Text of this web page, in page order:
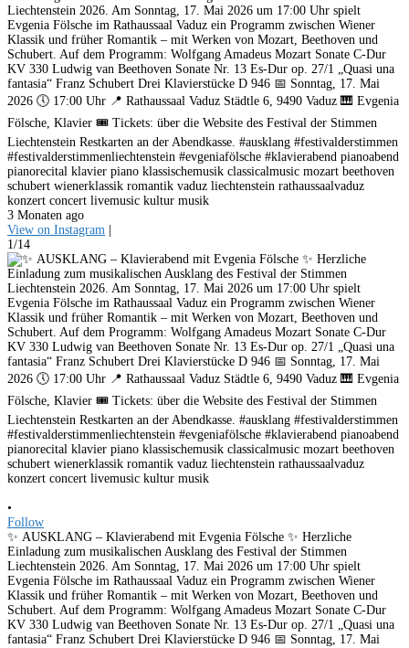
Liechtenstein 2026. Am Sonntag, 17. Mai 2026 um 17:00 Uhr spielt
Evgenia Fölsche im Rathaussaal Vaduz ein Programm zwischen Wiener
Klassik und früher Romantik – mit Werken von Mozart, Beethoven und
Schubert. Auf dem Programm: Wolfgang Amadeus Mozart Sonate C-Dur
KV 330 Ludwig van Beethoven Sonate Nr. 13 Es-Dur op. 27/1 „Quasi una
fantasia“ Franz Schubert Drei Klavierstücke D 946 📅 Sonntag, 17. Mai
2026 🕔 17:00 Uhr 📍 Rathaussaal Vaduz Städtle 6, 9490 Vaduz 🎹 Evgenia
Fölsche, Klavier 🎟️ Tickets: über die Website des Festival der Stimmen
Liechtenstein Restkarten an der Abendkasse. #ausklang #festivalderstimmen
#festivalderstimmenliechtenstein #evgeniafölsche #klavierabend pianoabend
pianorecital klavier piano klassischemusik classicalmusic mozart beethoven
schubert wienerklassik romantik vaduz liechtenstein rathaussaalvaduz
konzert concert livemusic kultur musik
3 Monaten ago
View on Instagram |
1/14
•
Follow
✨ AUSKLANG – Klavierabend mit Evgenia Fölsche ✨ Herzliche
Einladung zum musikalischen Ausklang des Festival der Stimmen
Liechtenstein 2026. Am Sonntag, 17. Mai 2026 um 17:00 Uhr spielt
Evgenia Fölsche im Rathaussaal Vaduz ein Programm zwischen Wiener
Klassik und früher Romantik – mit Werken von Mozart, Beethoven und
Schubert. Auf dem Programm: Wolfgang Amadeus Mozart Sonate C-Dur
KV 330 Ludwig van Beethoven Sonate Nr. 13 Es-Dur op. 27/1 „Quasi una
fantasia“ Franz Schubert Drei Klavierstücke D 946 📅 Sonntag, 17. Mai